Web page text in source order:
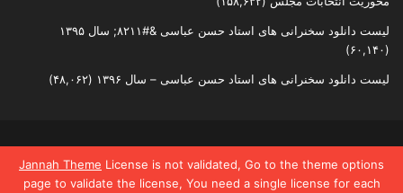
Jannah Theme License is not validated, Go to the theme options
page to validate the license, You need a single license for each
لیست دانلود سخنرانی های استاد حسن عباسی &#۸۲۱۱; سال ۱۳۹۵
(۶۰,۱۴۰)
لیست دانلود سخنرانی های استاد حسن عباسی – سال ۱۳۹۶ (۴۸,۰۶۲)